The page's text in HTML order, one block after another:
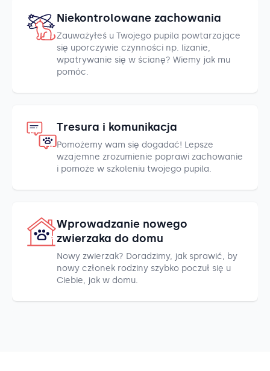
Niekontrolowane zachowania
Zauważyłeś u Twojego pupila powtarzające
się uporczywie czynności np. lizanie,
wpatrywanie się w ścianę? Wiemy jak mu
pomóc.
Tresura i komunikacja
Pomożemy wam się dogadać! Lepsze
wzajemne zrozumienie poprawi zachowanie
i pomoże w szkoleniu twojego pupila.
Wprowadzanie nowego
zwierzaka do domu
Nowy zwierzak? Doradzimy, jak sprawić, by
nowy członek rodziny szybko poczuł się u
Ciebie, jak w domu.